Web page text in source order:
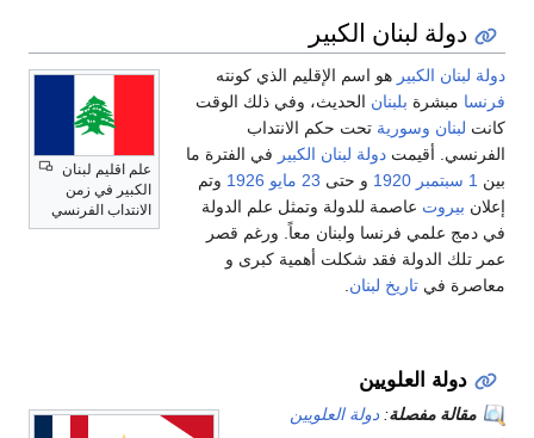
دولة لبنان الكبير
علم اقليم لبنان
الكبير في زمن
الانتداب الفرنسي
دولة لبنان الكبير هو اسم الإقليم الذي كونته
فرنسا مبشرة بلبنان الحديث، وفي ذلك الوقت
كانت لبنان وسورية تحت حكم الانتداب
الفرنسي. أقيمت دولة لبنان الكبير في الفترة ما
بين 1 سبتمبر 1920 و حتى 23 مايو 1926 وتم
إعلان بيروت عاصمة للدولة وتمثل علم الدولة
في دمج علمي فرنسا ولبنان معاً. ورغم قصر
عمر تلك الدولة فقد شكلت أهمية كبرى و
معاصرة في تاريخ لبنان.
دولة العلويين
مقالة مفصلة: دولة العلويين